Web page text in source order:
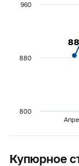
800
880
960
Купюрное